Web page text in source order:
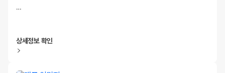
…
상세정보 확인